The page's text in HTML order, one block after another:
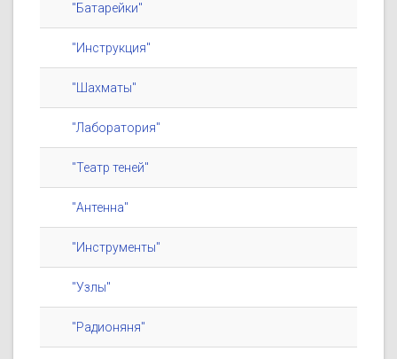
"Батарейки"
"Инструкция"
"Шахматы"
"Лаборатория"
"Театр теней"
"Антенна"
"Инструменты"
"Узлы"
"Радионяня"